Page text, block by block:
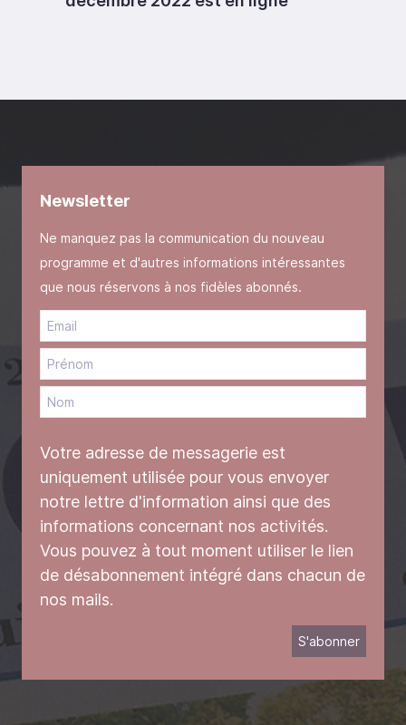
Newsletter
Ne manquez pas la communication du nouveau
programme et d'autres informations intéressantes
que nous réservons à nos fidèles abonnés.
Votre adresse de messagerie est
uniquement utilisée pour vous envoyer
notre lettre d'information ainsi que des
informations concernant nos activités.
Vous pouvez à tout moment utiliser le lien
de désabonnement intégré dans chacun de
nos mails.